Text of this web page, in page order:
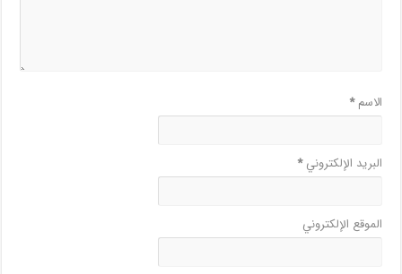
الاسم*
البريد الإلكتروني*
الموقع الإلكتروني